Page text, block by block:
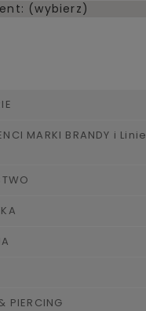
(wybierz)
MARKI BRANDY i Linie
PIERCING